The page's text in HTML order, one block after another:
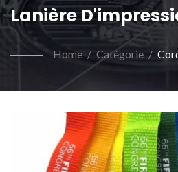
Lanière
Congrès FIFA
Home / Catégorie /